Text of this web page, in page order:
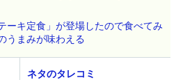
ーキ定食」が登場したので食べてみ
うまみが味わえる
ネタのタレコミ